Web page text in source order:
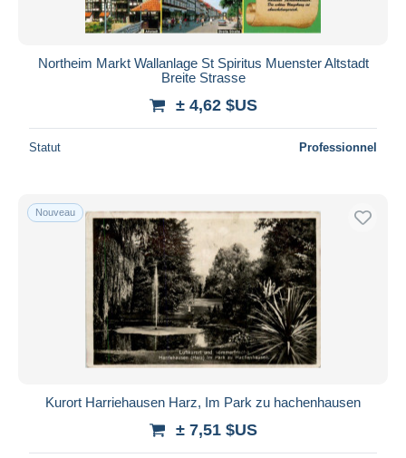
Northeim Markt Wallanlage St Spiritus Muenster Altstadt
Breite Strasse
± 4,62 $US
Statut Professionnel
Nouveau
Kurort Harriehausen Harz, Im Park zu hachenhausen
± 7,51 $US